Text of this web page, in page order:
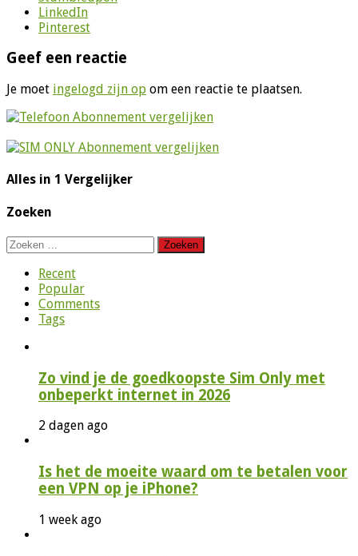
LinkedIn
Pinterest
Geef een reactie
Je moet ingelogd zijn op om een reactie te plaatsen.
Alles in 1 Vergelijker
Zoeken
Zoeken
naar:
Recent
Popular
Comments
Tags
Zo vind je de goedkoopste Sim Only met
onbeperkt internet in 2026
2 dagen ago
Is het de moeite waard om te betalen voor
een VPN op je iPhone?
1 week ago